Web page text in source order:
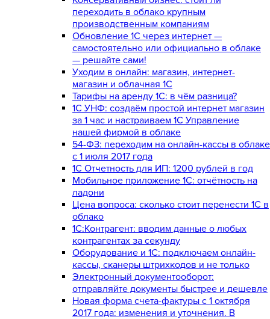
переходить в облако крупным
производственным компаниям
Обновление 1С через интернет —
самостоятельно или официально в облаке
— решайте сами!
Уходим в онлайн: магазин, интернет-
магазин и облачная 1С
Тарифы на аренду 1С: в чём разница?
1С УНФ: создаём простой интернет магазин
за 1 час и настраиваем 1С Управление
нашей фирмой в облаке
54-ФЗ: переходим на онлайн-кассы в облаке
с 1 июля 2017 года
1С Отчетность для ИП: 1200 рублей в год
Мобильное приложение 1С: отчётность на
ладони
Цена вопроса: сколько стоит перенести 1С в
облако
1С:Контрагент: вводим данные о любых
контрагентах за секунду
Оборудование и 1С: подключаем онлайн-
кассы, сканеры штрихкодов и не только
Электронный документооборот:
отправляйте документы быстрее и дешевле
Новая форма счета-фактуры с 1 октября
2017 года: изменения и уточнения. В